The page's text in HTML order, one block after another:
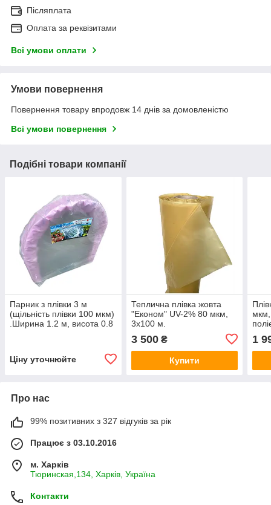
Післяплата
Оплата за реквізитами
Всі умови оплати
Умови повернення
Повернення товару впродовж 14 днів за домовленістю
Всі умови повернення
Подібні товари компанії
Парник з плівки 3 м
(щільність плівки 100 мкм)
.Ширина 1.2 м, висота 0.8
Ціну уточнюйте
Теплична плівка жовта
"Економ" UV-2% 80 мкм,
3х100 м.
3 500₴
Купити
1
Про нас
99% позитивних з 327 відгуків за рік
Працює з 03.10.2016
м. Харків
Тюринская,134, Харків, Україна
Контакти